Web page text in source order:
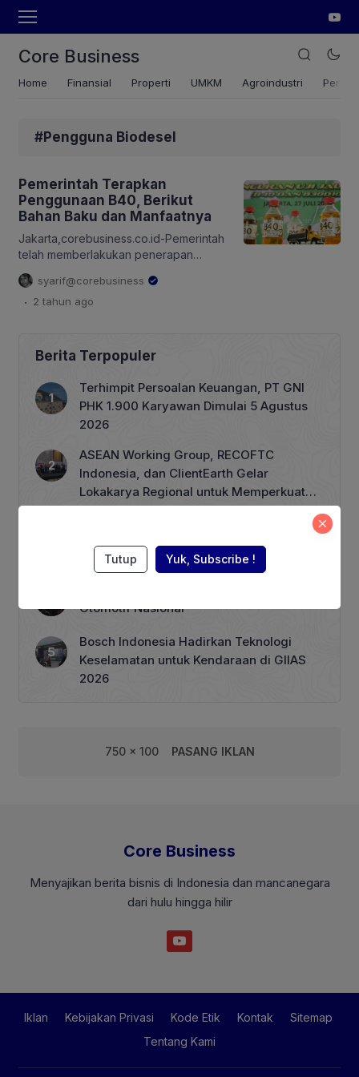
Core Business
Home Finansial Properti UMKM Agroindustri
#Pengguna Biodesel
Pemerintah Terapkan
Penggunaan B40, Berikut
Bahan Baku dan Manfaatnya
Jakarta,corebusiness.co.id-Pemerintah
telah memberlakukan penerapan
bahan bakan minyak (BBM) jenis solar
dengan campuran bahan bakar nabati
(BBN) biodiesel berbasis sawit sebesar
Mineral (ESDM), Bahlil Lahadalia,
menyampaikan, penerapan B40 sejalan
dengan agenda Asta Cita Presiden RI
Prabowo Subianto terkait ketahanan
dan swasembada energi, serta […]
syarif@corebusiness
. 2 tahun ago
Berita Terpopuler
Terhimpit Persoalan Keuangan, PT GNI
PHK 1.900 Karyawan Dimulai 5 Agustus
2026
ASEAN Working Group, RECOFTC
Indonesia, dan ClientEarth Gelar
Lokakarya Regional untuk Memperkuat
Tata Kelola Perhutanan Sosial
Sastra Betawi 100 Tahun
Otomotif Nasional
Bosch Indonesia Hadirkan Teknologi
Keselamatan untuk Kendaraan di GIIAS
2026
750 x 100 PASANG IKLAN
Core Business
Menyajikan berita bisnis di Indonesia dan mancanegara
dari hulu hingga hilir
Iklan Kebijakan Privasi Kode Etik Kontak
Sitemap
Tentang Kami
Tutup Yuk, Subscribe !